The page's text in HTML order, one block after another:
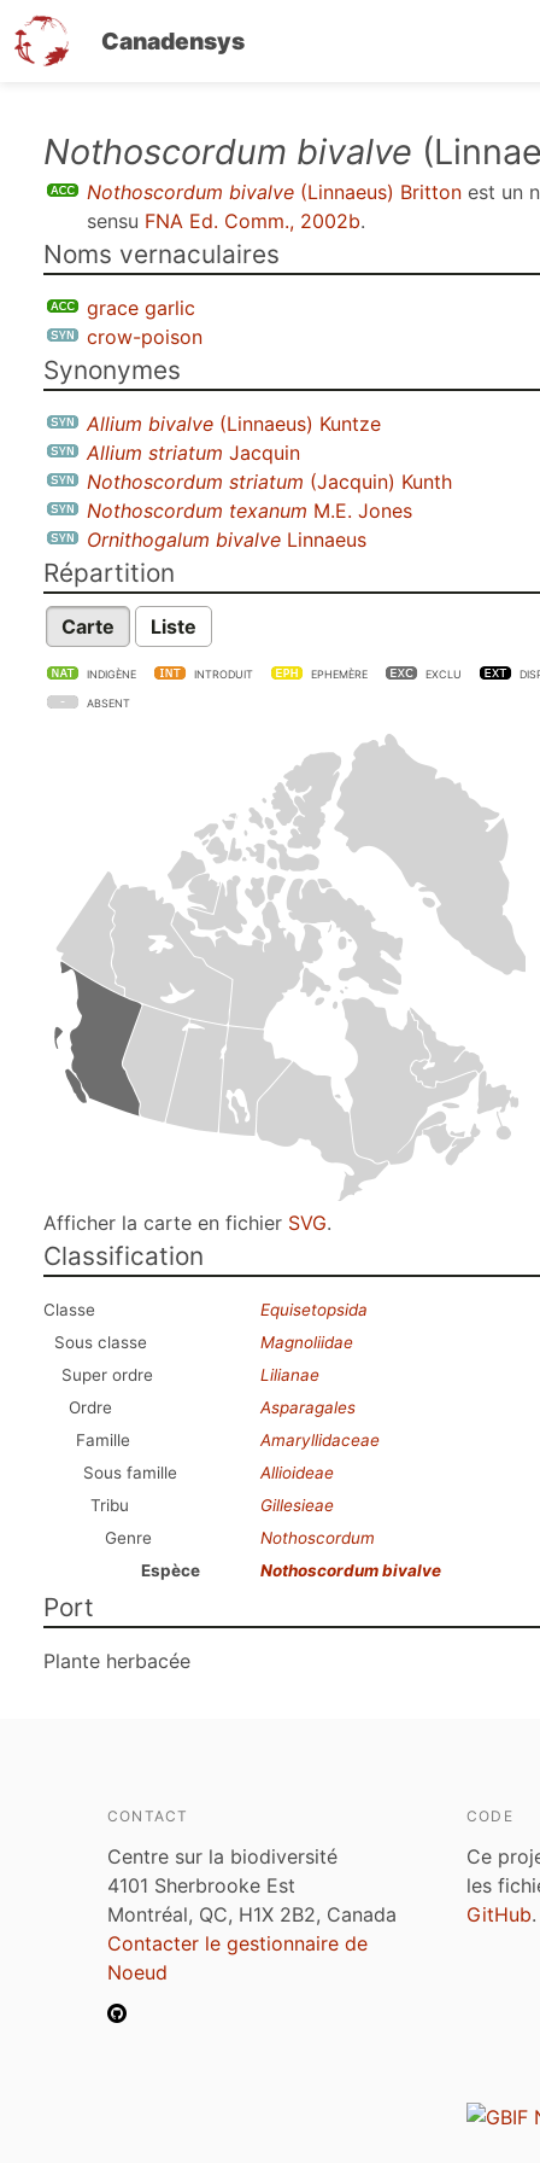
Canadensys
contenu
Nothoscordum bivalve
Nothoscordum bivalve (Linnaeus) Britton est un
sensu FNA Ed. Comm., 2002b.
Noms vernaculaires
grace garlic
crow-poison
Synonymes
Allium bivalve (Linnaeus) Kuntze
Allium striatum Jacquin
Nothoscordum striatum (Jacquin) Kunth
Nothoscordum texanum M.E. Jones
Ornithogalum bivalve Linnaeus
Répartition
Carte Liste
INDIGÈNE INTRODUIT EPHEMÈRE EXCLU
ABSENT
Afficher la carte en fichier SVG.
Classification
Classe
Equisetopsida
Sous classe
Magnoliidae
Super ordre
Lilianae
Ordre
Asparagales
Famille
Amaryllidaceae
Sous famille
Allioideae
Tribu
Gillesieae
Genre
Nothoscordum
Espèce
Nothoscordum bivalve
Port
Plante herbacée
CONTACT
Centre sur la biodiversité
4101 Sherbrooke Est
Montréal, QC, H1X 2B2, Canada
Contacter le gestionnaire de
Noeud
CODE
Ce
les
GitHub.